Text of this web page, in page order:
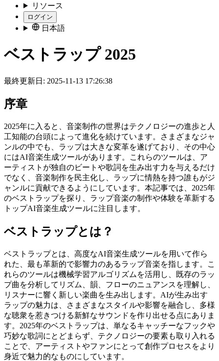
リソース
ログイン
日本語
ベストラップ 2025
最終更新日: 2025-11-13 17:26:38
序章
2025年に入ると、音楽制作の世界はテクノロジーの進歩と人
工知能の台頭によって進化を続けています。さまざまなジャ
ンルの中でも、ラップは大きな変革を遂げており、その中心
にはAI音楽生成ツールがあります。これらのツールは、ア
ーティストが独自のビートや歌詞を生み出す力を与えるだけ
でなく、音楽制作を民主化し、ラップに情熱を持つ誰もがジ
ャンルに貢献できるようにしています。本記事では、2025年
のベストラップを探り、ラップ音楽の制作や体験を革新する
トップAI音楽生成ツールに注目します。
ベストラップとは？
ベストラップとは、高度なAI音楽生成ツールを用いて作ら
れた、最も革新的で影響力のあるラップ音楽を指します。こ
れらのツールは機械学習アルゴリズムを活用し、既存のラッ
プ曲を分析してリズム、韻、フローのニュアンスを理解し、
リスナーに響く新しい楽曲を生み出します。AIが生み出す
ラップの魅力は、さまざまなスタイルや影響を融合し、多様
な聴衆を惹きつける新鮮なサウンドを作り出せる点にありま
す。2025年のベストラップは、単なるキャッチーなフックや
巧妙な歌詞にとどまらず、テクノロジーの要素も取り入れる
ことで、アーティストやファンにとって創作プロセスをより
身近で魅力的なものにしています。